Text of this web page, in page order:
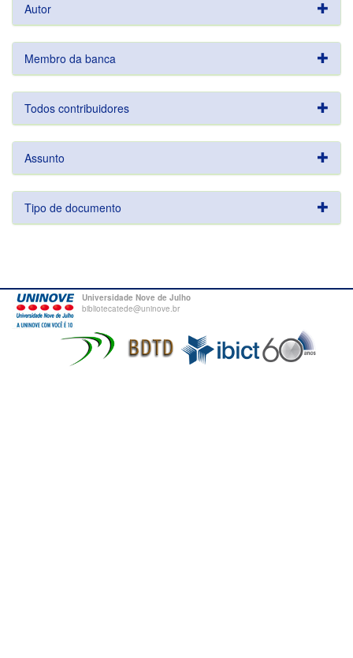
Autor
Membro da banca
Todos contribuidores
Assunto
Tipo de documento
Universidade Nove de Julho
bibliotecatede@uninove.br